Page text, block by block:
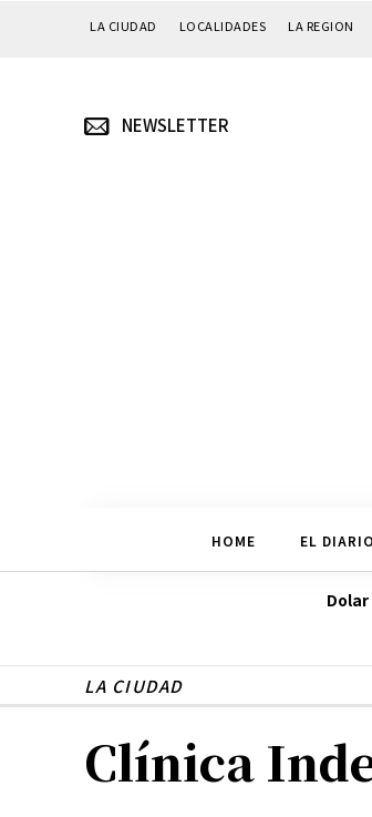
LA CIUDAD LOCALIDADES LA REGION
NEWSLETTER
HOME EL DIARIO
LA CIUDAD
Clínica